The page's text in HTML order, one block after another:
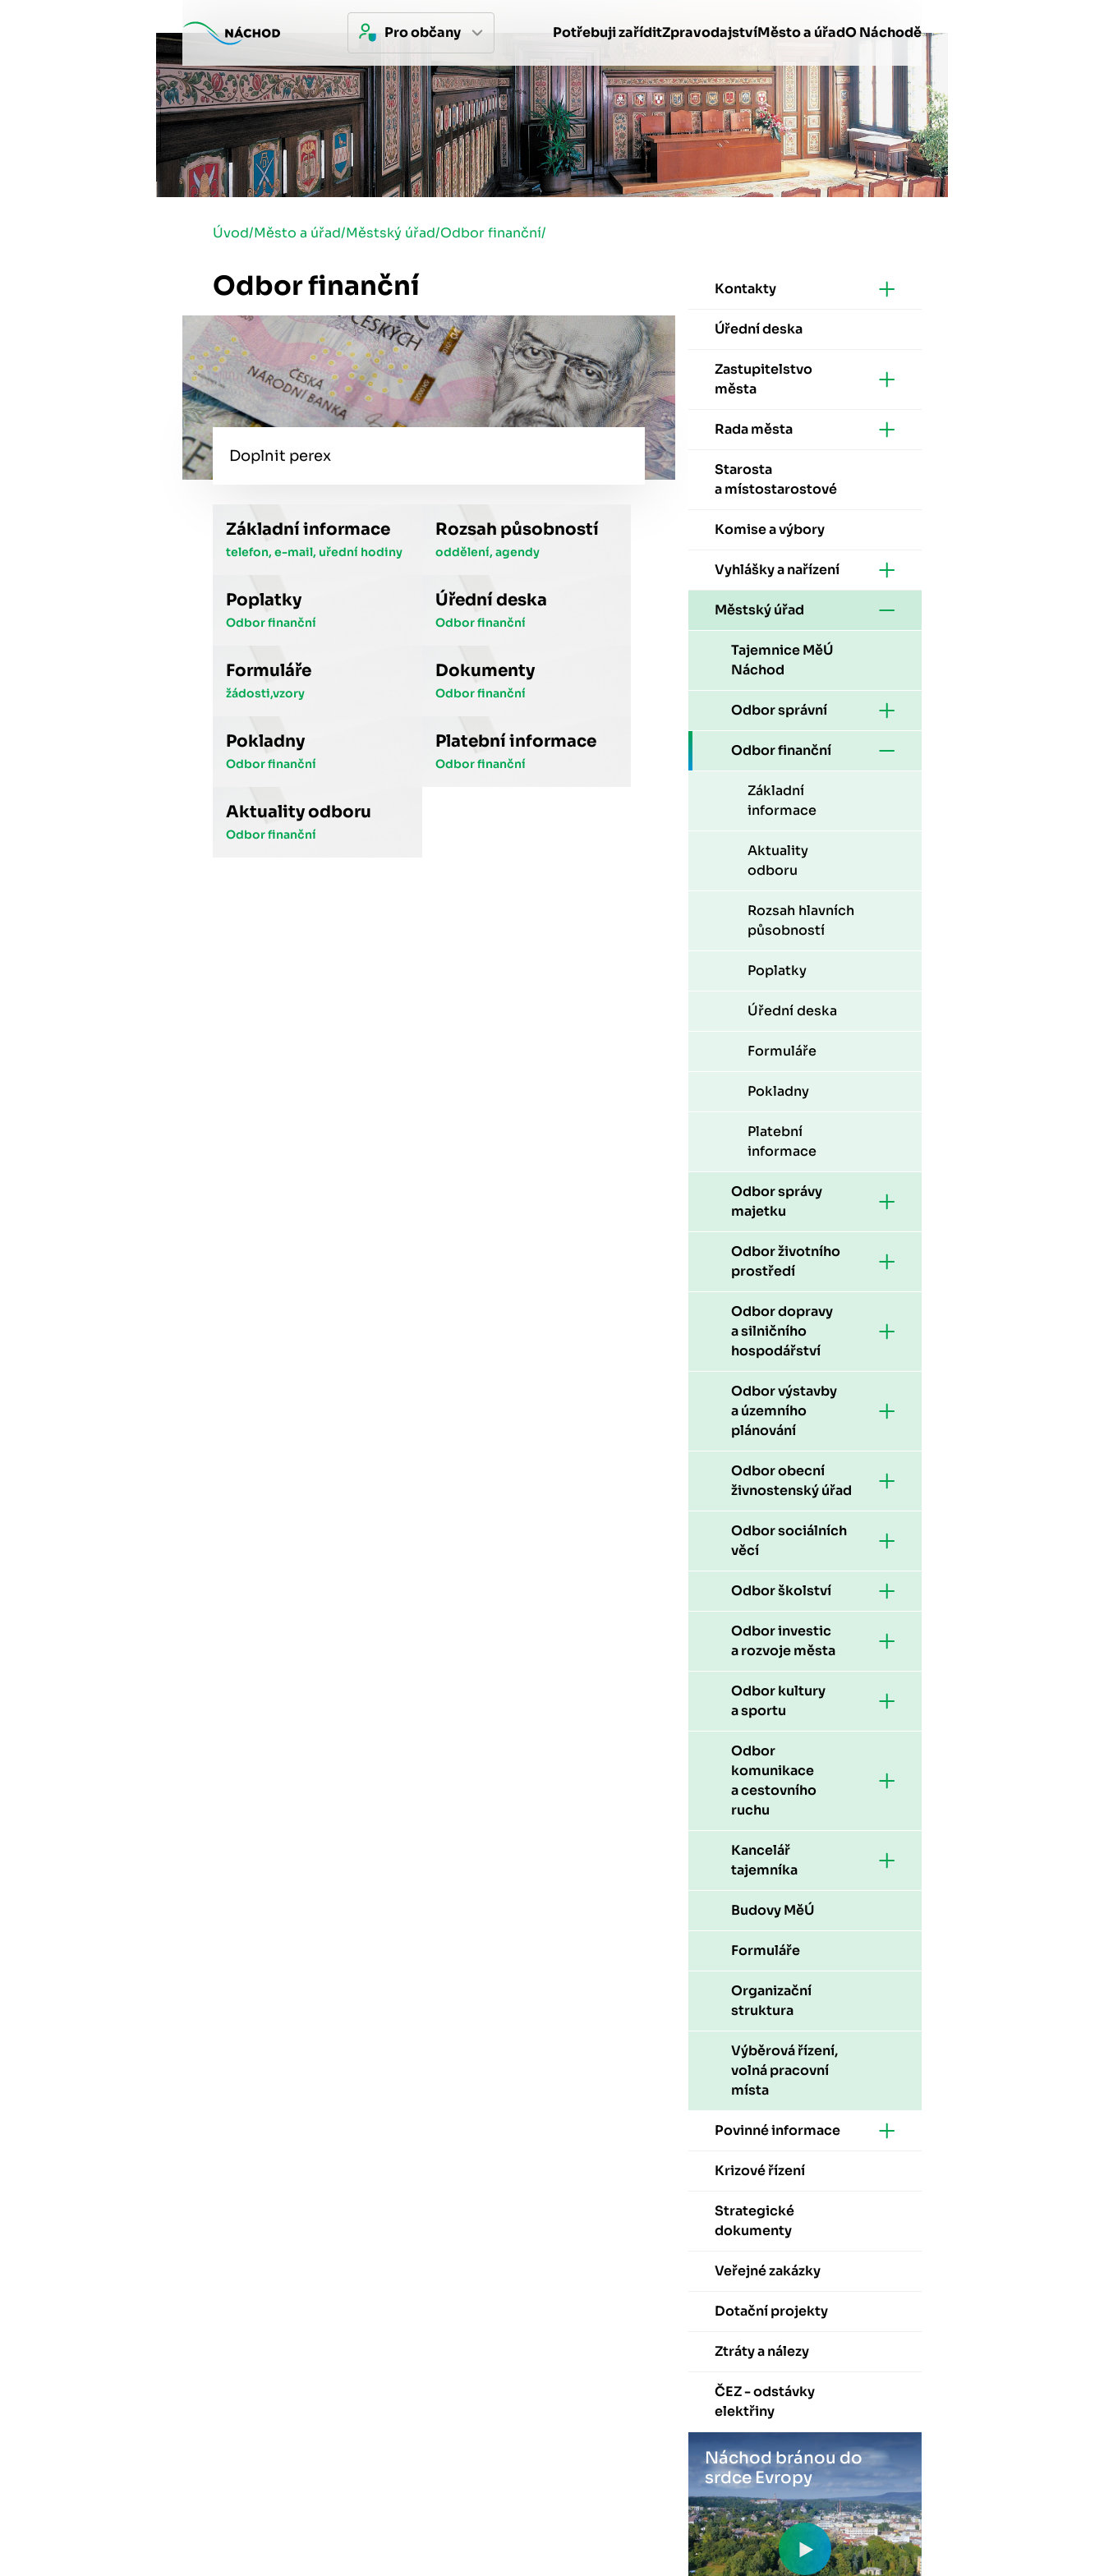
Pro občany Potřebuji zaříditZpravodajstvíMěsto a úřadO Náchodě
Úvod/Město a úřad/Městský úřad/Odbor finanční/
Odbor finanční
Doplnit perex
Základní informace
telefon, e-mail, uřední hodiny
Rozsah působností
oddělení, agendy
Poplatky
Odbor finanční
Úřední deska
Odbor finanční
Formuláře
žádosti,vzory
Dokumenty
Odbor finanční
Pokladny
Odbor finanční
Platební informace
Odbor finanční
Aktuality odboru
Odbor finanční
Kontakty
Úřední deska
Zastupitelstvo
města
Rada města
Starosta
a místostarostové
Komise a výbory
Vyhlášky a nařízení
Městský úřad
Tajemnice MěÚ
Náchod
Odbor správní
Odbor finanční
Základní
informace
Aktuality
odboru
Rozsah hlavních
působností
Poplatky
Úřední deska
Formuláře
Pokladny
Platební
informace
Odbor správy
majetku
Odbor životního
prostředí
Odbor dopravy
a silničního
hospodářství
Odbor výstavby
a územního
plánování
Odbor obecní
živnostenský úřad
Odbor sociálních
věcí
Odbor školství
Odbor investic
a rozvoje města
Odbor kultury
a sportu
Odbor
komunikace
a cestovního
ruchu
Kancelář
tajemníka
Budovy MěÚ
Formuláře
Organizační
struktura
Výběrová řízení,
volná pracovní
místa
Povinné informace
Krizové řízení
Strategické
dokumenty
Veřejné zakázky
Dotační projekty
Ztráty a nálezy
ČEZ - odstávky
elektřiny
Náchod bránou do
srdce Evropy